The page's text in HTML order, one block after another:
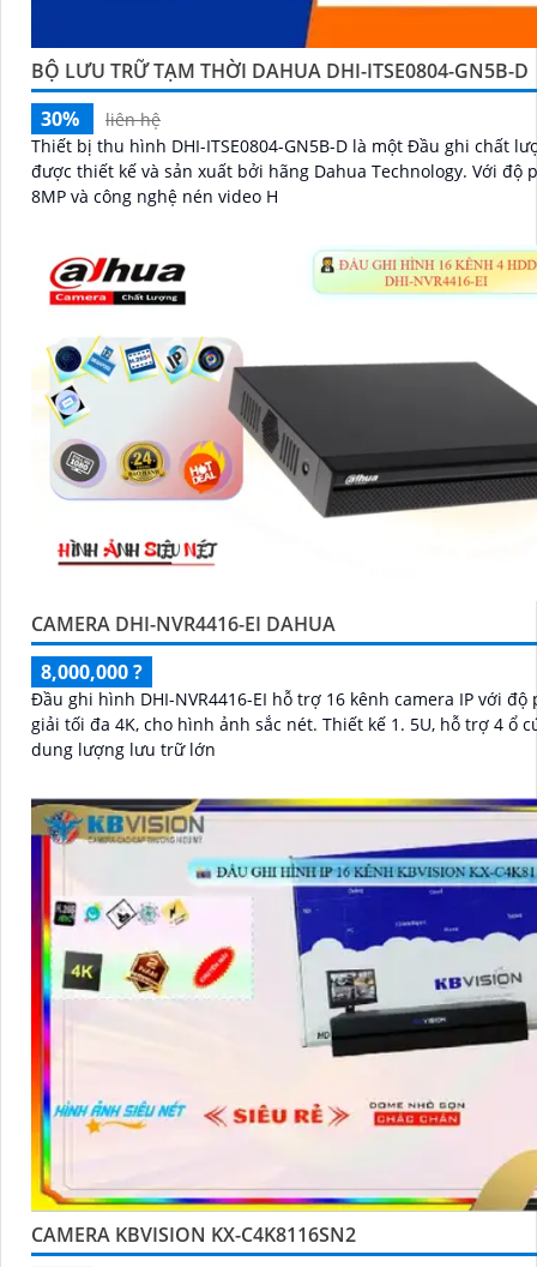
BỘ LƯU TRỮ TẠM THỜI DAHUA DHI-ITSE0804-GN5B-D
30%
liên hệ
Thiết bị thu hình DHI-ITSE0804-GN5B-D là một Đầu ghi chất
được thiết kế và sản xuất bởi hãng Dahua Technology. Với độ phân giải
8MP và công nghệ nén video H
CAMERA DHI-NVR4416-EI DAHUA
8,000,000 ?
Đầu ghi hình DHI-NVR4416-EI hỗ trợ 16 kênh camera IP với độ
giải tối đa 4K, cho hình ảnh sắc nét. Thiết kế 1. 5U, hỗ trợ 4 ổ cứng HDD,
dung lượng lưu trữ lớn
CAMERA KBVISION KX-C4K8116SN2